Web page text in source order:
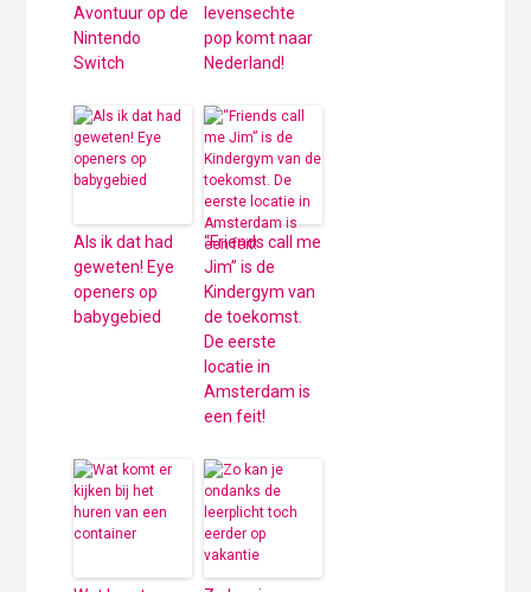
Avontuur op de
Nintendo
Switch
levensechte
pop komt naar
Nederland!
Als ik dat had
geweten! Eye
openers op
babygebied
“Friends call me
Jim” is de
Kindergym van
de toekomst.
De eerste
locatie in
Amsterdam is
een feit!